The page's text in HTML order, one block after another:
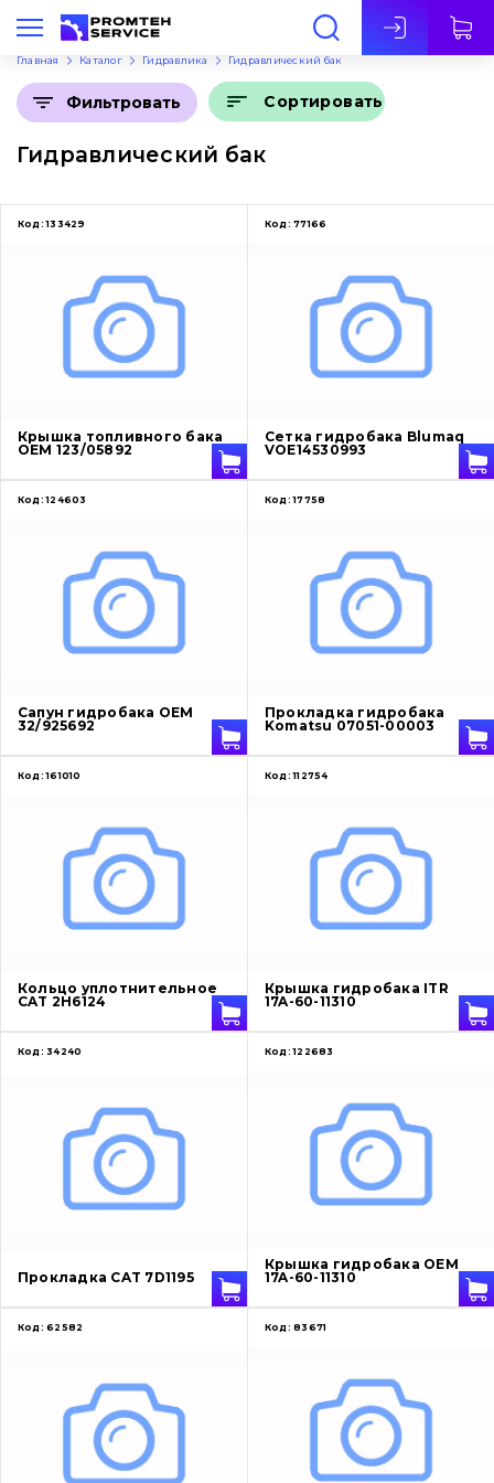
Рус
Главная Каталог Гидравлика Гидравлический бак
Гидравлический бак
Фильтровать Сортировать
Код: 133429
Крышка топливного бака
OEM 123/05892
Код: 77166
Сетка гидробака Blumaq
VOE14530993
Код: 124603
Сапун гидробака OEM
32/925692
Код: 17758
Прокладка гидробака
Komatsu 07051-00003
Код: 161010
Кольцо уплотнительное
CAT 2H6124
Код: 112754
Крышка гидробака ITR
17A-60-11310
Код: 34240
Прокладка CAT 7D1195
Код: 122683
Крышка гидробака OEM
17A-60-11310
Код: 62582 Код: 83671